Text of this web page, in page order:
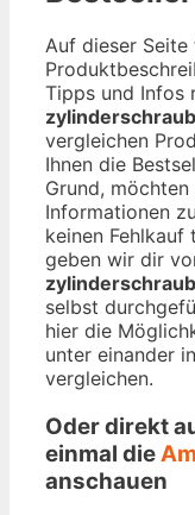
Auf dieser Seite
Tipps und Infos
vergleichen
Ihnen die
Grund,
Informationen
keinen
geben wir dir
selbst
hier die
unter einander
vergleichen.
Oder direkt
einmal die
anschauen